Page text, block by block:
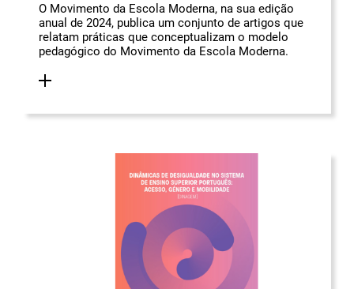
O Movimento da Escola Moderna, na sua edição
anual de 2024, publica um conjunto de artigos que
relatam práticas que conceptualizam o modelo
pedagógico do Movimento da Escola Moderna.